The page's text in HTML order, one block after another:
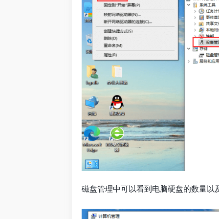
磁盘管理中可以看到电脑硬盘的数量以